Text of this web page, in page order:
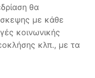
θα
με κάθε
κοινωνικής
κλπ., με τα